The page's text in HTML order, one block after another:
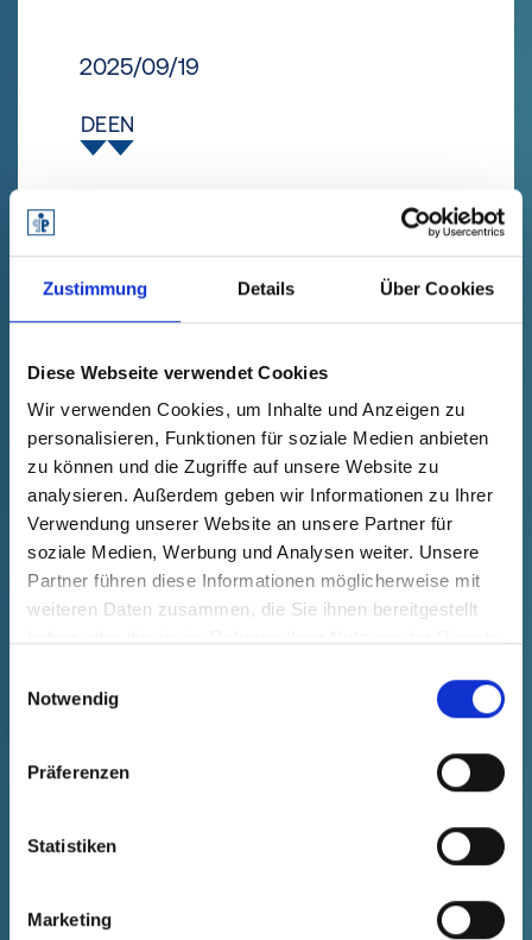
Zustimmung Details Über Cookies
Diese Webseite verwendet Cookies
Wir verwenden Cookies, um Inhalte und Anzeigen zu
personalisieren, Funktionen für soziale Medien anbieten
zu können und die Zugriffe auf unsere Website zu
analysieren. Außerdem geben wir Informationen zu Ihrer
Verwendung unserer Website an unsere Partner für
soziale Medien, Werbung und Analysen weiter. Unsere
Partner führen diese Informationen möglicherweise mit
weiteren Daten zusammen, die Sie ihnen bereitgestellt
Notwendig
Präferenzen
Statistiken
Marketing
2025/09/19
DEEN
Folleto de productos
TEKU® MDF
2021/01/28
PÖPPELMANN blue®